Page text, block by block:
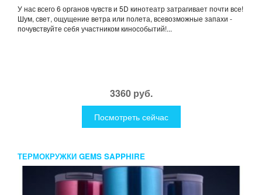
У нас всего 6 органов чувств и 5D кинотеатр затрагивает почти все!
Шум, свет, ощущение ветра или полета, всевозможные запахи -
почувствуйте себя участником кинособытий!...
3360 руб.
Посмотреть сейчас
ТЕРМОКРУЖКИ GEMS SAPPHIRE